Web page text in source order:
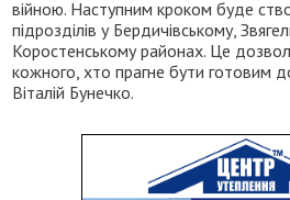
війною. Наступним кроком буде
підрозділів у Бердичівському,
Коростенському районах. Це
кожного, хто прагне бути готовим
Віталій Бунечко.